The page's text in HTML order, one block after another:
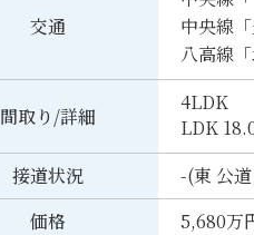
交通
中央線
八高線
間取り/詳細
4LDK
LDK
接道状況
-(東 公
価格
5,680万